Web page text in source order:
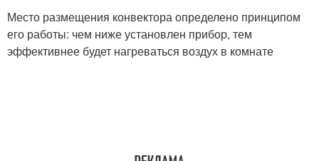
Место размещения конвектора определено принципом
его работы: чем ниже установлен прибор, тем
эффективнее будет нагреваться воздух в комнате